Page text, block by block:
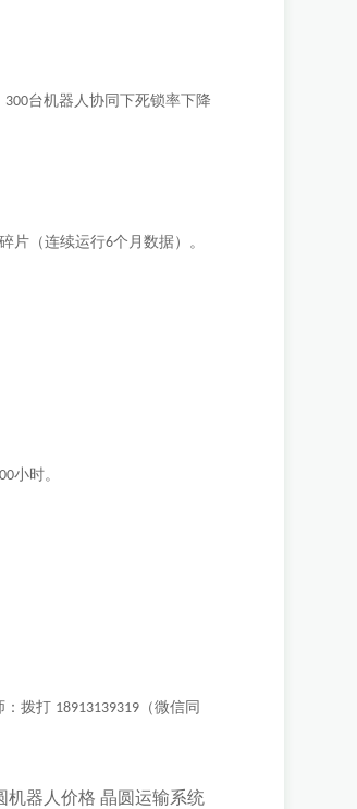
300台机器人协同下死锁率下降
片（连续运行6个月数据）。
小时。
：拨打 18913139319 （微信同
机器人价格 晶圆运输系统